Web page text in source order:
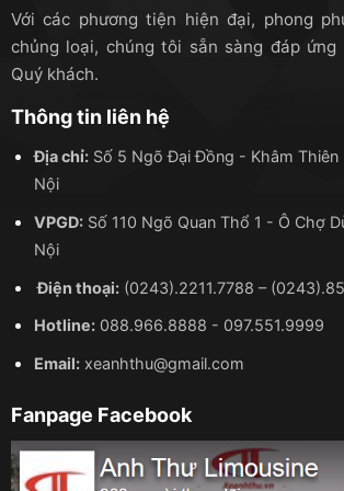
Khi lựa chọn dịch vụ thuê xe, nhiều
để ý đã gặp phải rất nhiều rắc rối như
nhận không như hợp đồng đã ký, phát
phụ khác… Do đó, để tránh trường hợp
bạn nên chú ý những điều sau:
Xác định mục đích khi thuê xe
thuê xe là gì? Muốn thuê xe đi đâu? Đi
Địa hình di chuyển như thế nào? … Khi
được mục đích thuê xe, bạn có thể dễ
gói dịch vụ cần thuê và lựa chọn
Với các phương tiện hiện đại, phong
chủng loại, chúng tôi sẵn sàng đáp ứng
Quý khách.
Thông tin liên hệ
Địa chỉ:Số 5 Ngõ Đại Đồng - Khâm
Nội
VPGD:Số 110 Ngõ Quan Thổ 1 - Ô Chợ
Nội
Điện thoại: (0243).2211.7788 –
Hotline: 088.966.8888 - 097.551.9999
Email:xeanhthu@gmail.com
Fanpage Facebook